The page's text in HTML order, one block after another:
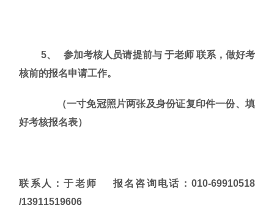
5、参加考核人员请提前与 于老师 联系，做好考
核前的报名申请工作。
（一寸免冠照片两张及身份证复印件一份、填
好考核报名表）
联系人：于老师 报名咨询电话： 010-69910518
/13911519606